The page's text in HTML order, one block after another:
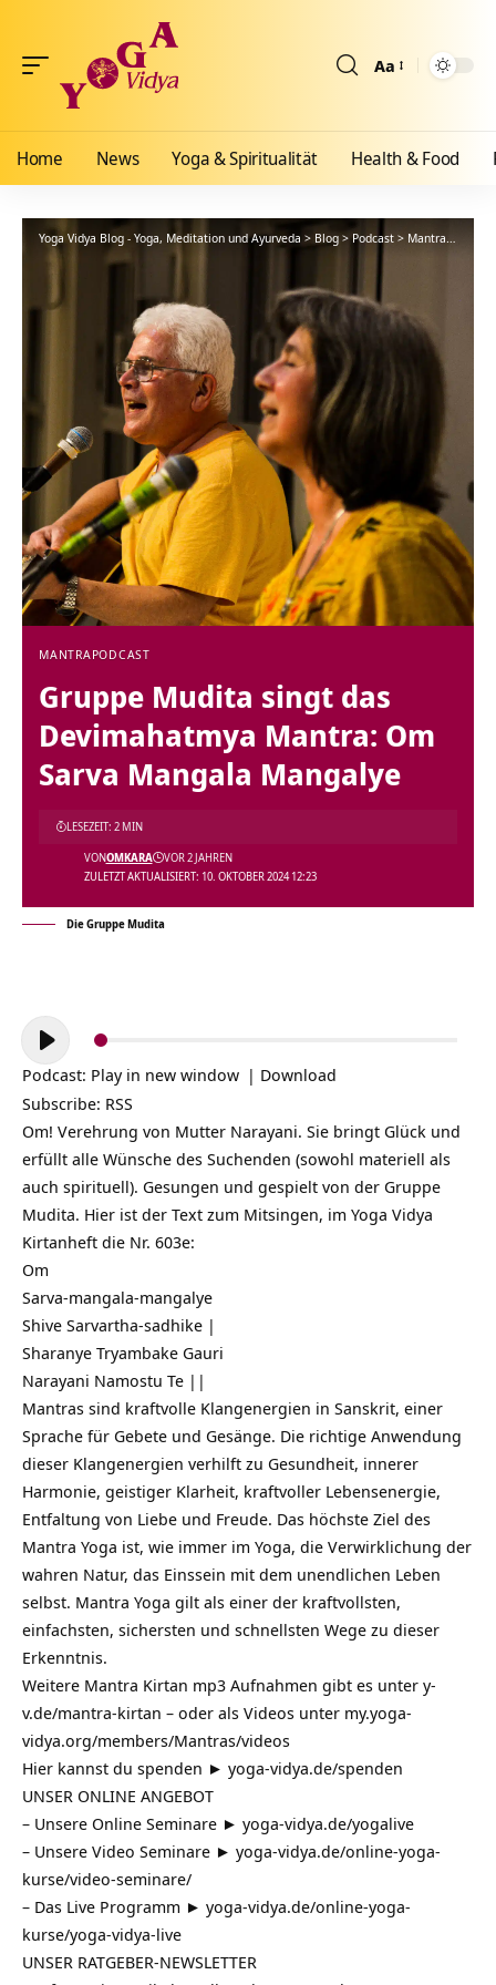
Aa
Home News Yoga & Spiritualität Health & Food
Yoga Vidya Blog - Yoga, Meditation und Ayurveda > Blog > Podcast > Mantra>
MANTRAPODCAST
Gruppe Mudita singt das
Devimahatmya Mantra: Om
Sarva Mangala Mangalye
ZULETZT AKTUALISIERT: 10. OKTOBER 2024 12:23
VONOMKARA VOR 2 JAHREN
LESEZEIT: 2 MIN
Die Gruppe Mudita
Audio-
Player
Podcast: Play in new window | Download
Subscribe: RSS
Om! Verehrung von Mutter Narayani. Sie bringt Glück und
erfüllt alle Wünsche des Suchenden (sowohl materiell als
auch spirituell). Gesungen und gespielt von der Gruppe
Mudita. Hier ist der Text zum Mitsingen, im Yoga Vidya
Kirtanheft die Nr. 603e:
Om
Sarva-mangala-mangalye
Shive Sarvartha-sadhike |
Sharanye Tryambake Gauri
Narayani Namostu Te ||
Mantras sind kraftvolle Klangenergien in Sanskrit, einer
Sprache für Gebete und Gesänge. Die richtige Anwendung
dieser Klangenergien verhilft zu Gesundheit, innerer
Harmonie, geistiger Klarheit, kraftvoller Lebensenergie,
Entfaltung von Liebe und Freude. Das höchste Ziel des
Mantra Yoga ist, wie immer im Yoga, die Verwirklichung der
wahren Natur, das Einssein mit dem unendlichen Leben
selbst. Mantra Yoga gilt als einer der kraftvollsten,
einfachsten, sichersten und schnellsten Wege zu dieser
Erkenntnis.
Weitere Mantra Kirtan mp3 Aufnahmen gibt es unter y-
v.de/mantra-kirtan – oder als Videos unter my.yoga-
vidya.org/members/Mantras/videos
Hier kannst du spenden ► yoga-vidya.de/spenden​
UNSER ONLINE ANGEBOT
– Unsere Online Seminare ► yoga-vidya.de/yogalive
– Unsere Video Seminare ► yoga-vidya.de/online-yoga-
kurse/video-seminare/
– Das Live Programm ► yoga-vidya.de/online-yoga-
kurse/yoga-vidya-live
UNSER RATGEBER-NEWSLETTER